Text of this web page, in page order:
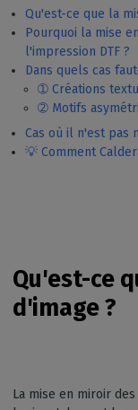
Qu'est-ce que la
Pourquoi la mise
l'impression DTF ?
Dans quels cas
➀ Créations
➁ Motifs
Cas où il n'est pas
💡 Comment
Qu'est-ce
d'image ?
La mise en miroir